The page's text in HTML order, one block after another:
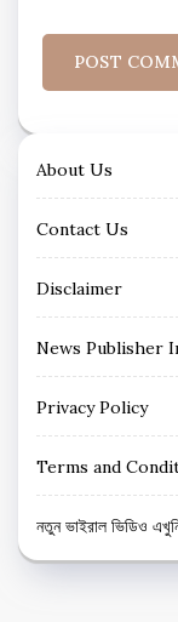
About Us
Contact Us
Disclaimer
News Publisher
Privacy Policy
Terms and
নতুন ভাইরাল ভিডিও